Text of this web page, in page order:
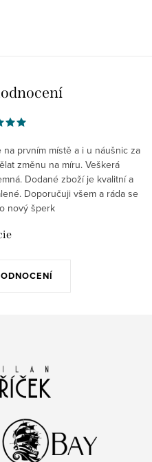
prvním místě a i u náušnic za
změnu na míru. Veškerá
Dodané zboží je kvalitní a
Doporučuji všem a ráda se
nový šperk